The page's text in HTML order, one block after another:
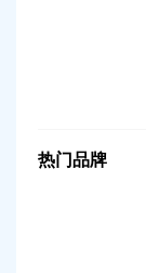
热门品牌